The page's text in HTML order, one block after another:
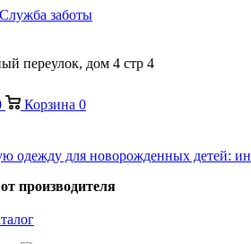
заботы
переулок, дом 4 стр 4
Корзина 0
производителя